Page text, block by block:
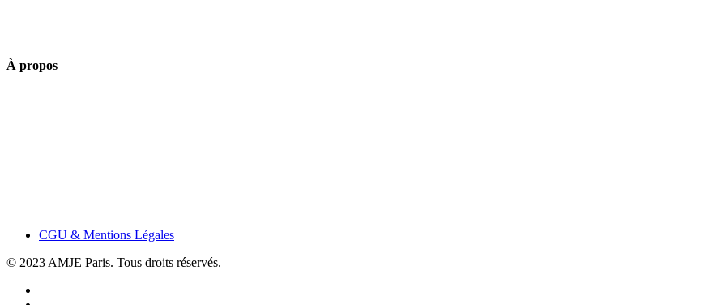
À propos
CGU & Mentions Légales
© 2023 AMJE Paris. Tous droits réservés.